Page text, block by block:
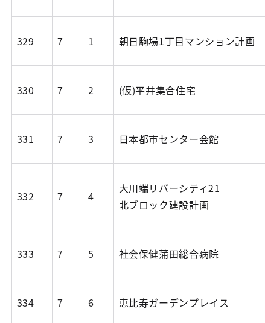
329 7 1 朝日駒場1丁目マンション計画
330 7 2 (仮)平井集合住宅
331 7 3 日本都市センター会館
332 7 4
大川端リバーシティ21
北ブロック建設計画
333 7 5 社会保健蒲田総合病院
334 7 6 恵比寿ガーデンプレイス